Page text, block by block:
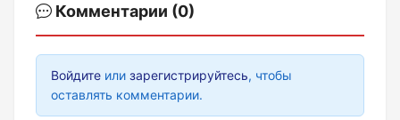
Комментарии (0)
Войдите или зарегистрируйтесь, чтобы
оставлять комментарии.